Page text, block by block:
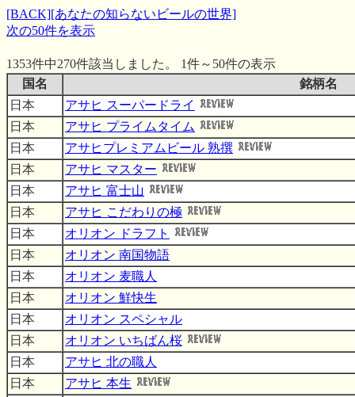
[BACK][あなたの知らないビールの世界]
次の50件を表示
1353件中270件該当しました。 1件～50件の表示
国名
銘柄名
日本
アサヒ スーパードライ
日本
アサヒ プライムタイム
日本
アサヒプレミアムビール 熟撰
日本
アサヒ マスター
日本
アサヒ 富士山
日本
アサヒ こだわりの極
日本
オリオン ドラフト
日本
オリオン 南国物語
日本
オリオン 麦職人
日本
オリオン 鮮快生
日本
オリオン スペシャル
日本
オリオン いちばん桜
日本
アサヒ 北の職人
日本
アサヒ 本生